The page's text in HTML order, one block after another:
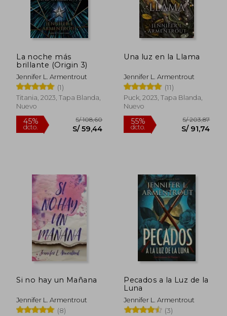
dcto. S/ 59,44 dcto.
40%
dcto.
S/ 144,92 40%
dcto.
La noche más
brillante (Origin 3)
Jennifer L. Armentrout
(1)
Titania, 2023, Tapa Blanda,
Nuevo
Una luz en la Llama
Jennifer L. Armentrout
(11)
Puck, 2023, Tapa Blanda,
Nuevo
Si no hay un Mañana
Jennifer L. Armentrout
(8)
Pecados a la Luz de la
Luna
Jennifer L. Armentrout
(3)